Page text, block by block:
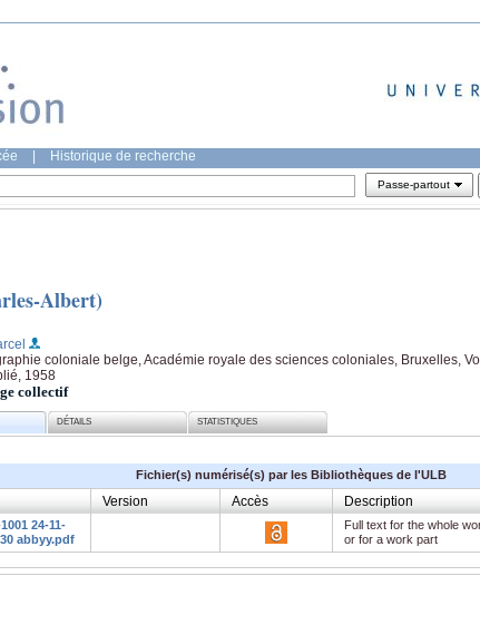
Historique de recherche
Passe-partout
Albert)
coloniale belge, Académie royale des sciences coloniales, Bruxelles,
1958
collectif
DÉTAILS STATISTIQUES
Fichier(s) numérisé(s) par les Bibliothèques de l'ULB
Version Accès Description
24-11-
abbyy.pdf
Full text for the whole
or for a work part